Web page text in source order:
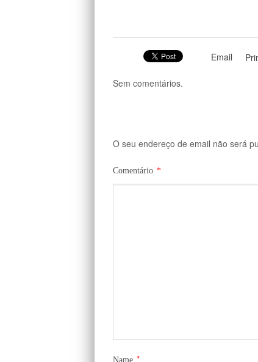
Email
Sem comentários.
O seu endereço de email não será
Comentário *
Name *